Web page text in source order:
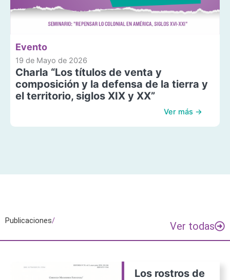
Evento
19 de Mayo de 2026
Charla “Los títulos de venta y
composición y la defensa de la tierra y
el territorio, siglos XIX y XX”
Ver más →
Publicaciones/ Ver todas
Los rostros de